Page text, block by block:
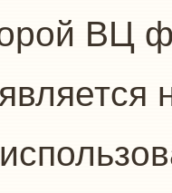
ВЦ